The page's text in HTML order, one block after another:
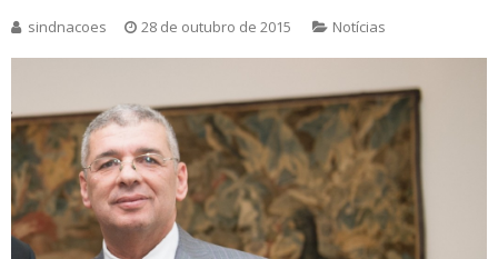
sindnacoes 28 de outubro de 2015 Notícias